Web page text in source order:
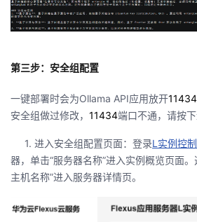
第三步：安全组配置
一键部署时会为Ollama API应用放开11434
安全组做过修改， 11434端口不通，请按下
1. 进入安全组配置页面：登录L实例控
器，单击“服务器名称”进入实例概览页面。
主机名称”进入服务器详情页。